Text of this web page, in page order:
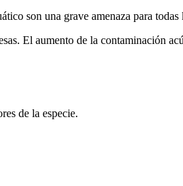
son una grave amenaza para todas
El aumento de la contaminación
de la especie.